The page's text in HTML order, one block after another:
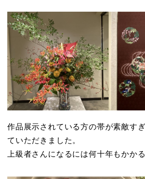
作品展示されている方の帯が素敵す
ていただきました。
上級者さんになるには何十年もかか